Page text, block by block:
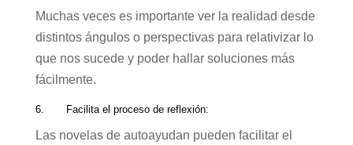
Muchas veces es importante ver la realidad desde
distintos ángulos o perspectivas para relativizar lo
que nos sucede y poder hallar soluciones más
fácilmente.
6. Facilita el proceso de reflexión:
Las novelas de autoayudan pueden facilitar el